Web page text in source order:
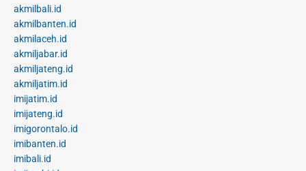
akmilbali.id
akmilbanten.id
akmilaceh.id
akmiljabar.id
akmiljateng.id
akmiljatim.id
imijatim.id
imijateng.id
imigorontalo.id
imibanten.id
imibali.id